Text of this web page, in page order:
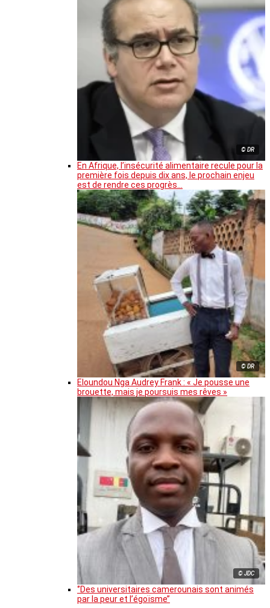
© DR
En Afrique, l’insécurité alimentaire recule pour la
première fois depuis dix ans, le prochain enjeu
est de rendre ces progrès…
© DR
Eloundou Nga Audrey Frank : « Je pousse une
brouette, mais je poursuis mes rêves »
© JDC
‘’Des universitaires camerounais sont animés
par la peur et l’égoïsme’’